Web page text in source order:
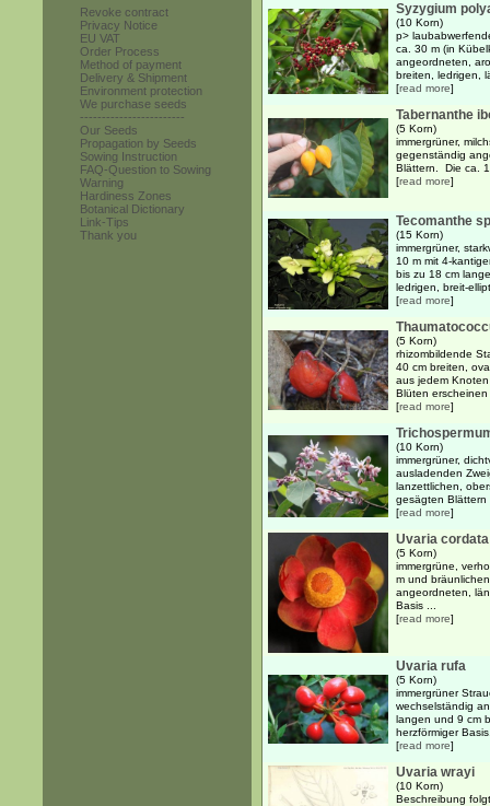
Revoke contract
Privacy Notice
EU VAT
Order Process
Method of payment
Delivery & Shipment
Environment protection
We purchase seeds
------------------------
Our Seeds
Propagation by Seeds
Sowing Instruction
FAQ-Question to Sowing
Warning
Hardiness Zones
Botanical Dictionary
Link-Tips
Thank you
Syzygium
(10 Korn)
p>
ca. 30 m (in
angeordneten,
breiten, ledrigen,
[read more]
Tabernanthe
(5 Korn)
immergrüner,
gegenständig
Blättern. Die ca.
[read more]
Tecomanthe
(15 Korn)
immergrüner,
10 m mit 4-
bis zu 18 cm
ledrigen, breit-
[read more]
(5 Korn)
rhizombildende
40 cm breiten,
aus jedem
Blüten
[read more]
(10 Korn)
immergrüner,
ausladenden
lanzettlichen,
gesägten Blättern
[read more]
Uvaria
(5 Korn)
immergrüne,
m und
angeordneten,
Basis ...
[read more]
Uvaria rufa
(5 Korn)
immergrüner
wechselständig
langen und 9 cm
herzförmiger
[read more]
Uvaria wrayi
(10 Korn)
Beschreibung